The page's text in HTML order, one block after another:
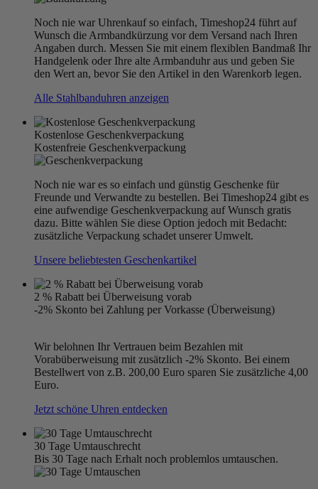
Noch nie war Uhrenkauf so einfach, Timeshop24 führt auf
Wunsch die Armbandkürzung vor dem Versand nach Ihren
Angaben durch. Messen Sie mit einem flexiblen Bandmaß Ihr
Handgelenk oder Ihre alte Armbanduhr aus und geben Sie
den Wert an, bevor Sie den Artikel in den Warenkorb legen.
Alle Stahlbanduhren anzeigen
Kostenlose Geschenkverpackung
Kostenfreie Geschenkverpackung
Noch nie war es so einfach und günstig Geschenke für
Freunde und Verwandte zu bestellen. Bei Timeshop24 gibt es
eine aufwendige Geschenkverpackung auf Wunsch gratis
dazu. Bitte wählen Sie diese Option jedoch mit Bedacht:
zusätzliche Verpackung schadet unserer Umwelt.
Unsere beliebtesten Geschenkartikel
2 % Rabatt bei Überweisung vorab
-2% Skonto bei Zahlung per Vorkasse (Überweisung)
Wir belohnen Ihr Vertrauen beim Bezahlen mit
Vorabüberweisung mit zusätzlich -2% Skonto. Bei einem
Bestellwert von z.B. 200,00 Euro sparen Sie zusätzliche 4,00
Euro.
Jetzt schöne Uhren entdecken
30 Tage Umtauschrecht
Bis 30 Tage nach Erhalt noch problemlos umtauschen.